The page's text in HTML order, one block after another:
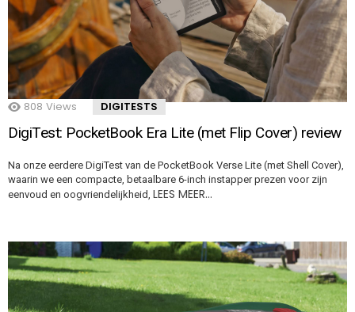
808 Views DIGITESTS
DigiTest: PocketBook Era Lite (met Flip Cover) review
Na onze eerdere DigiTest van de PocketBook Verse Lite (met Shell Cover),
waarin we een compacte, betaalbare 6-inch instapper prezen voor zijn
eenvoud en oogvriendelijkheid, LEES MEER…